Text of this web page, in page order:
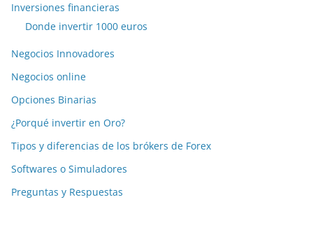
Inversiones financieras
Donde invertir 1000 euros
Negocios Innovadores
Negocios online
Opciones Binarias
¿Porqué invertir en Oro?
Tipos y diferencias de los brókers de Forex
Softwares o Simuladores
Preguntas y Respuestas